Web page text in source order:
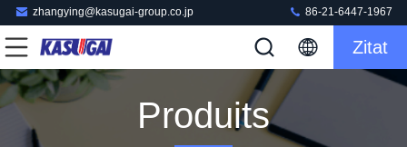
zhangying@kasugai-group.co.jp 86-21-6447-1967
Zitat
Produits